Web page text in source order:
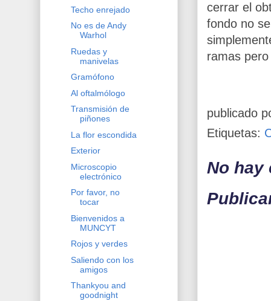
cerrar el
fondo no
ramas
publicado
Etiquetas:
No hay
Techo enrejado
No es de Andy
Warhol
Ruedas y
manivelas
Gramófono
Al oftalmólogo
Transmisión de
piñones
La flor escondida
Exterior
Microscopio
electrónico
Por favor, no
tocar
Bienvenidos a
MUNCYT
Rojos y verdes
Saliendo con los
amigos
Thankyou and
goodnight